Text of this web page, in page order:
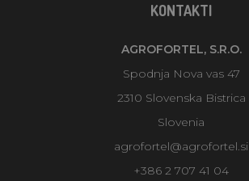
KONTAKTI
AGROFORTEL, S.R.O.
Spodnja Nova vas 47
2310 Slovenska Bistrica
Slovenia
agrofortel@agrofortel.si
+386 2 707 41 04